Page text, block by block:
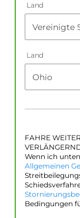
Land
Land
FAHRE
Wenn ich
Allgemeinen
Bedingungen